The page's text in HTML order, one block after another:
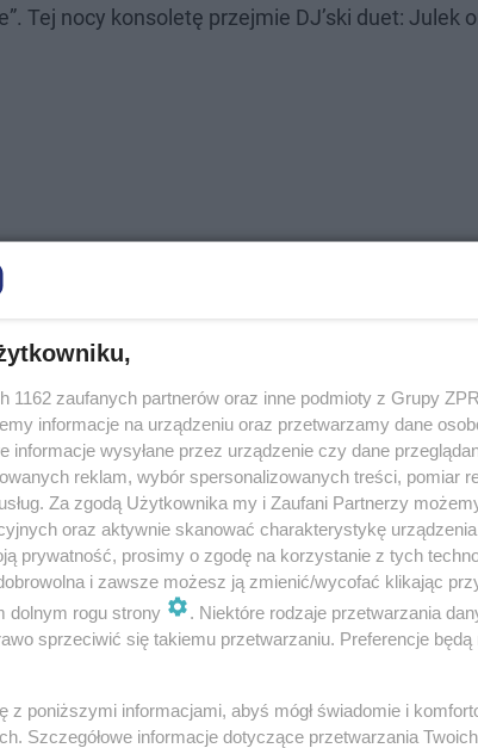
Tej nocy konsoletę przejmie DJ’ski duet: Julek
ROZWIŃ
1162 zaufanych partnerów oraz inne podmioty z Grupy
informacje na urządzeniu oraz przetwarzamy dane
informacje wysyłane przez urządzenie czy dane
reklam, wybór spersonalizowanych treści, pomiar
Za zgodą Użytkownika my i Zaufani Partnerzy
oraz aktywnie skanować charakterystykę
prywatność, prosimy o zgodę na korzystanie z tych
i zawsze możesz ją zmienić/wycofać klikając
dolnym rogu strony
. Niektóre rodzaje przetwarzania
sprzeciwić się takiemu przetwarzaniu. Preferencje będą
z poniższymi informacjami, abyś mógł świadomie i
Szczegółowe informacje dotyczące przetwarzania